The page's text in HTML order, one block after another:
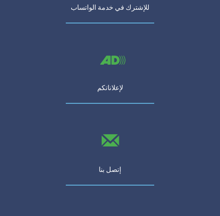
للإشترك في خدمة الواتساب
لإعلاناتكم
إتصل بنا